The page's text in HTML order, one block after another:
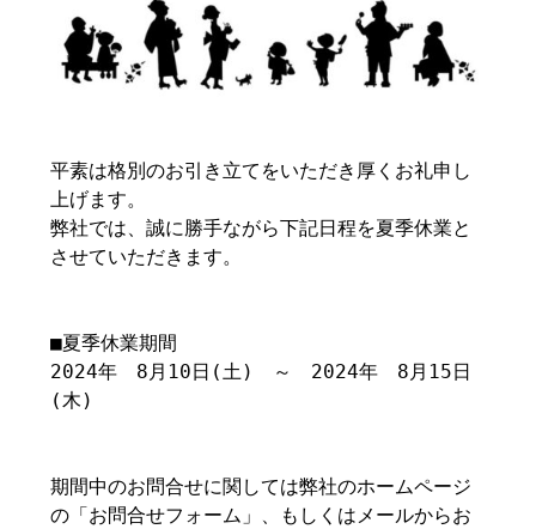
平素は格別のお引き立てをいただき厚くお礼申し
上げます。
弊社では、誠に勝手ながら下記日程を夏季休業と
させていただきます。
■夏季休業期間
2024年 8月10日(土) ～ 2024年 8月15日
(木)
期間中のお問合せに関しては弊社のホームページ
の「お問合せフォーム」、もしくはメールからお